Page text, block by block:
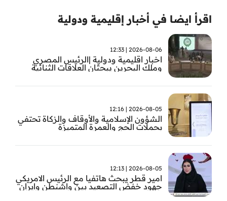
اقرأ ايضا في أخبار إقليمية ودولية
2026-08-06 | 12:33
اخبار اقليمية ودولية |الرئيس المصري
وملك البحرين يبحثان العلاقات الثنائية
2026-08-05 | 12:16
الشؤون الإسلامية والأوقاف والزكاة تحتفي
بحملات الحج والعمرة المتميزة
2026-08-05 | 12:13
امير قطر يبحث هاتفيا مع الرئيس الامريكي
جهود خفض التصعيد بين واشنطن وايران